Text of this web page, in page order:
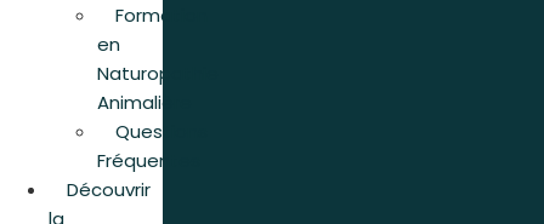
Formation
en
Naturopathie
Animalière
Questions
Fréquentes
Découvrir
la